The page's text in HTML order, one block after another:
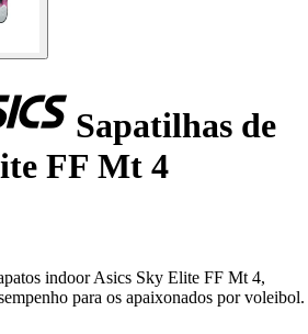
Sapatilhas de
FF Mt 4
indoor Asics Sky Elite FF Mt 4,
para os apaixonados por voleibol.